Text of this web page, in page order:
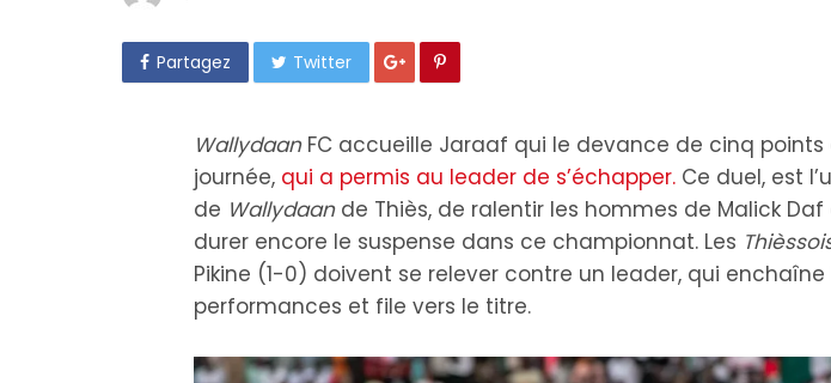
Partagez Twitter
WallydaanFC accueille Jaraaf qui le devance de cinq points
journée, qui a permis au leader de s’échapper. Ce duel, est
de Wallydaande Thiès, de ralentir les hommes de Malick
durer encore le suspense dans ce championnat. Les
Pikine (1-0) doivent se relever contre un leader, qui enchaîne
performances et file vers le titre.